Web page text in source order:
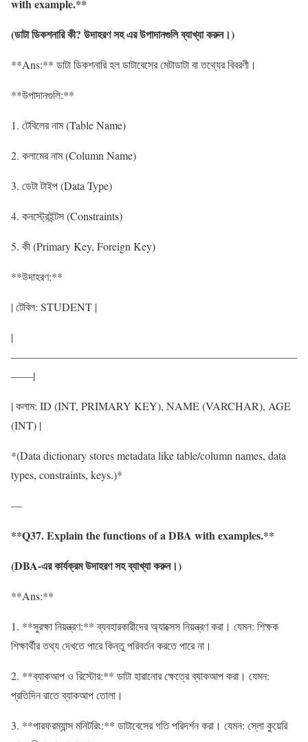
with example.**
(ডাটাডিকশনারিকী? উদাহরণসহএরউপাদানগুলিব্যাখ্যাকরুন।)
**Ans:** ডাটা ডিকশনারি হল ডাটাবেসের মেটাডাটা বা তথ্যের বিবরণী।
**উপাদানগুলি:**
1. টেবিলের নাম (Table Name)
2. কলামের নাম (Column Name)
3. ডেটা টাইপ (Data Type)
4. কনস্ট্রেইন্টস (Constraints)
5. কী (Primary Key, Foreign Key)
**উদাহরণ:**
| টেবিল: STUDENT |
|
——————————————————————————
——|
| কলাম: ID (INT, PRIMARY KEY), NAME (VARCHAR), AGE
(INT) |
*(Data dictionary stores metadata like table/column names, data
types, constraints, keys.)*
—
**Q37. Explain the functions of a DBA with examples.**
(DBA-এরকার্যক্রমউদাহরণসহব্যাখ্যাকরুন।)
**Ans:**
1. **সুরক্ষা নিয়ন্ত্রণ:** ব্যবহারকারীদের অ্যাক্সেস নিয়ন্ত্রণ করা। যেমন: শিক্ষক
শিক্ষার্থীর তথ্য দেখতে পারে কিন্তু পরিবর্তন করতে পারে না।
2. **ব্যাকআপ ও রিস্টোর:** ডাটা হারানোর ক্ষেত্রে ব্যাকআপ করা। যেমন:
প্রতিদিন রাতে ব্যাকআপ তোলা।
3. **পারফরম্যান্স মনিটরিং:** ডাটাবেসের গতি পরিদর্শন করা। যেমন: স্লো কুয়েরি